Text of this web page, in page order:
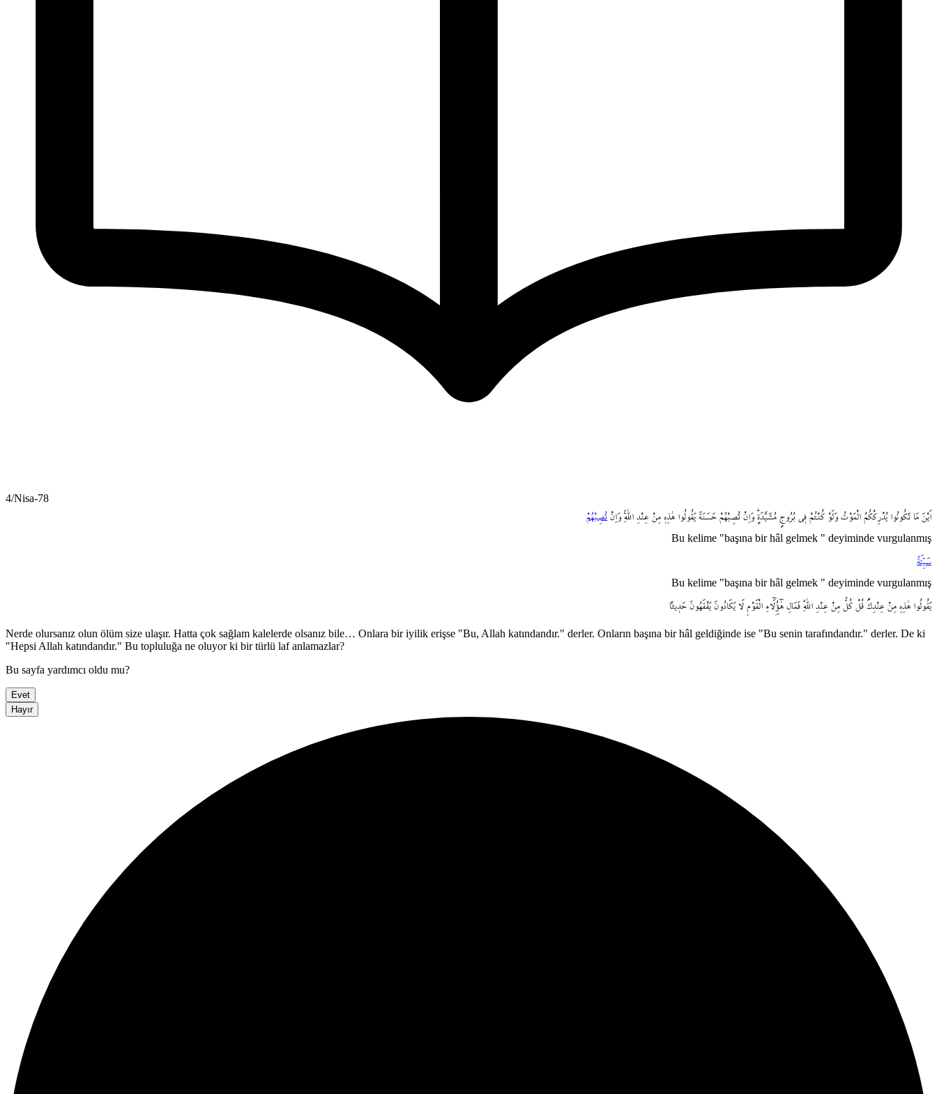
4/Nisa-78
اَيْنَ مَا تَكُونُوا يُدْرِكْكُمُ الْمَوْتُ وَلَوْ كُنْتُمْ ف۪ي بُرُوجٍ مُشَيَّدَةٍۜ وَاِنْ تُصِبْهُمْ حَسَنَةٌ يَقُولُوا هٰذِه۪ مِنْ عِنْدِ اللّٰهِۚ وَاِنْ تُصِبْهُمْ
Bu kelime "başına bir hâl gelmek " deyiminde vurgulanmış
سَيِّئَةٌ
Bu kelime "başına bir hâl gelmek " deyiminde vurgulanmış
يَقُولُوا هٰذِه۪ مِنْ عِنْدِكَۜ قُلْ كُلٌّ مِنْ عِنْدِ اللّٰهِۜ فَمَالِ هٰٓؤُ۬لَٓاءِ الْقَوْمِ لَا يَكَادُونَ يَفْقَهُونَ حَد۪يثاً
Nerde olursanız olun ölüm size ulaşır. Hatta çok sağlam kalelerde olsanız bile… Onlara bir iyilik erişse "Bu, Allah katındandır." derler. Onların başına bir hâl geldiğinde ise "Bu senin tarafındandır." derler. De ki
"Hepsi Allah katındandır." Bu topluluğa ne oluyor ki bir türlü laf anlamazlar?
Bu sayfa yardımcı oldu mu?
Evet
Hayır